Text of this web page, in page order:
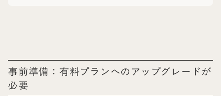
事前準備：有料プランへのアップグレードが
必要